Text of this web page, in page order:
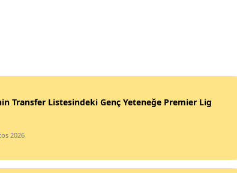
Transfer Listesindeki Genç Yeteneğe Premier Lig
2026